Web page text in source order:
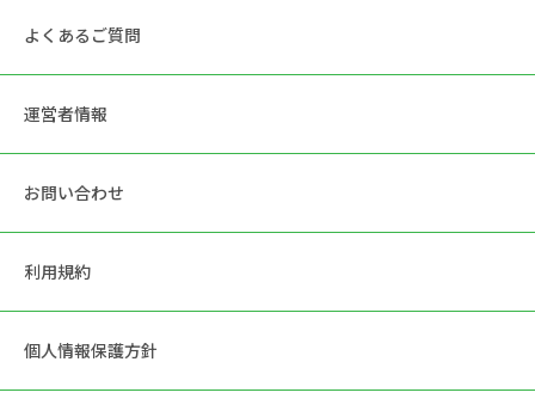
よくあるご質問
運営者情報
お問い合わせ
利用規約
個人情報保護方針